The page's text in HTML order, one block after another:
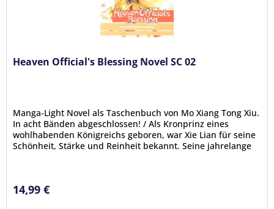
Heaven Official's Blessing Novel SC 02
Manga-Light Novel als Taschenbuch von Mo Xiang Tong Xiu.
In acht Bänden abgeschlossen! / Als Kronprinz eines
wohlhabenden Königreichs geboren, war Xie Lian für seine
Schönheit, Stärke und Reinheit bekannt. Seine jahrelange
14,99 €